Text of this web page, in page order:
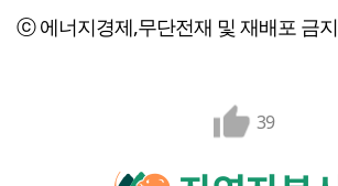
ⓒ 에너지경제,무단전재 및 재배포 금지
39